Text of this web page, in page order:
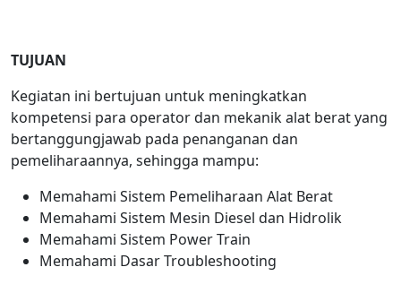
TUJUAN
Kegiatan ini bertujuan untuk meningkatkan
kompetensi para operator dan mekanik alat berat yang
bertanggungjawab pada penanganan dan
pemeliharaannya, sehingga mampu:
Memahami Sistem Pemeliharaan Alat Berat
Memahami Sistem Mesin Diesel dan Hidrolik
Memahami Sistem Power Train
Memahami Dasar Troubleshooting